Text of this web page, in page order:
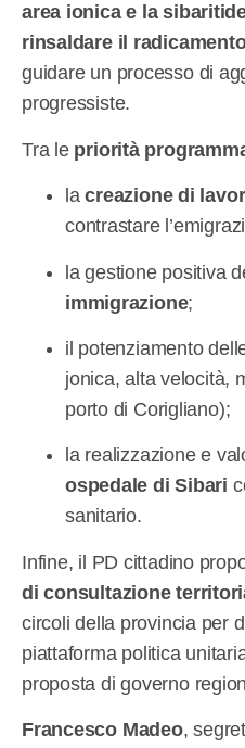
area ionica e la
rinsaldare il
guidare un processo di
progressiste.
Tra le priorità
lacreazione di
contrastare
la gestione positiva
immigrazione;
il potenziamento
jonica, alta velocità,
porto di Corigliano);
la realizzazione e
ospedale di Sibari
sanitario.
Infine, il PD cittadino
di consultazione
circoli della provincia per
piattaforma politica
proposta di governo
Francesco Madeo,